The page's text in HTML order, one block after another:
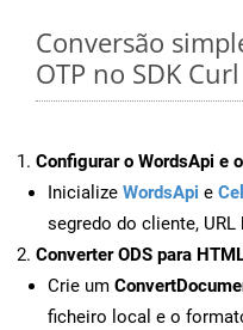
Conversão
OTP no SDK Curl
Configurar o WordsApi e
Inicialize WordsApi e
segredo do cliente, URL
Converter ODS para
Crie um
ficheiro local e o